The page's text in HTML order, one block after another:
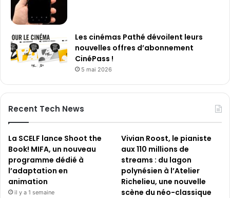
Les cinémas Pathé dévoilent leurs
nouvelles offres d’abonnement
CinéPass !
5 mai 2026
Recent Tech News
La SCELF lance Shoot the
Book! MIFA, un nouveau
programme dédié à
l’adaptation en
animation
il y a 1 semaine
Vivian Roost, le pianiste
aux 110 millions de
streams : du lagon
polynésien à l’Atelier
Richelieu, une nouvelle
scène du néo-classique